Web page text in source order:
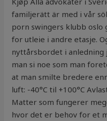
familjerätt är med i vår
porn swingers klubb oslo
for utleie i andre etasje.
nyttårsbordet i
man si noe som man
at man smilte bredere
luft: -40°C til +100°C
Matter som fungerer
hvor det er behov for et